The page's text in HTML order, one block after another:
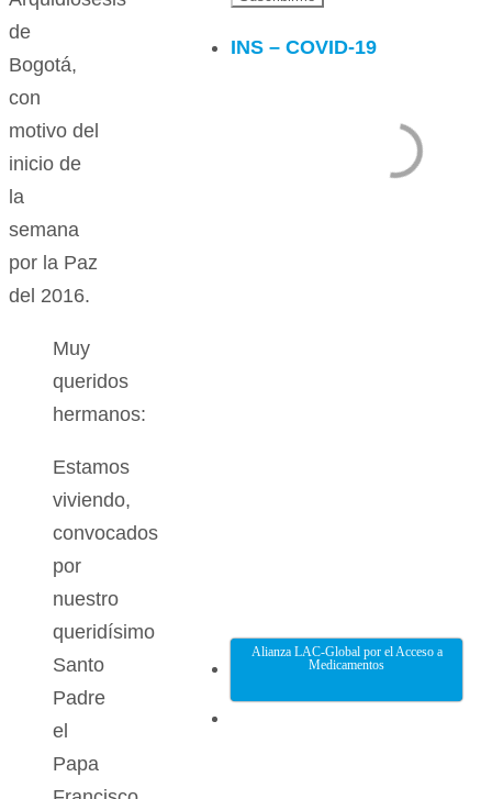
de
Bogotá,
con
motivo del
inicio de
la
semana
por la Paz
del 2016.
Muy
queridos
hermanos:
Estamos
viviendo,
convocados
por
nuestro
queridísimo
Santo
Padre
el
Papa
INS – COVID-19
Alianza LAC-Global por el Acceso a
Medicamentos